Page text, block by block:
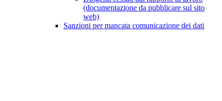
(documentazione da pubblicare sul sito
web)
Sanzioni per mancata comunicazione dei dati